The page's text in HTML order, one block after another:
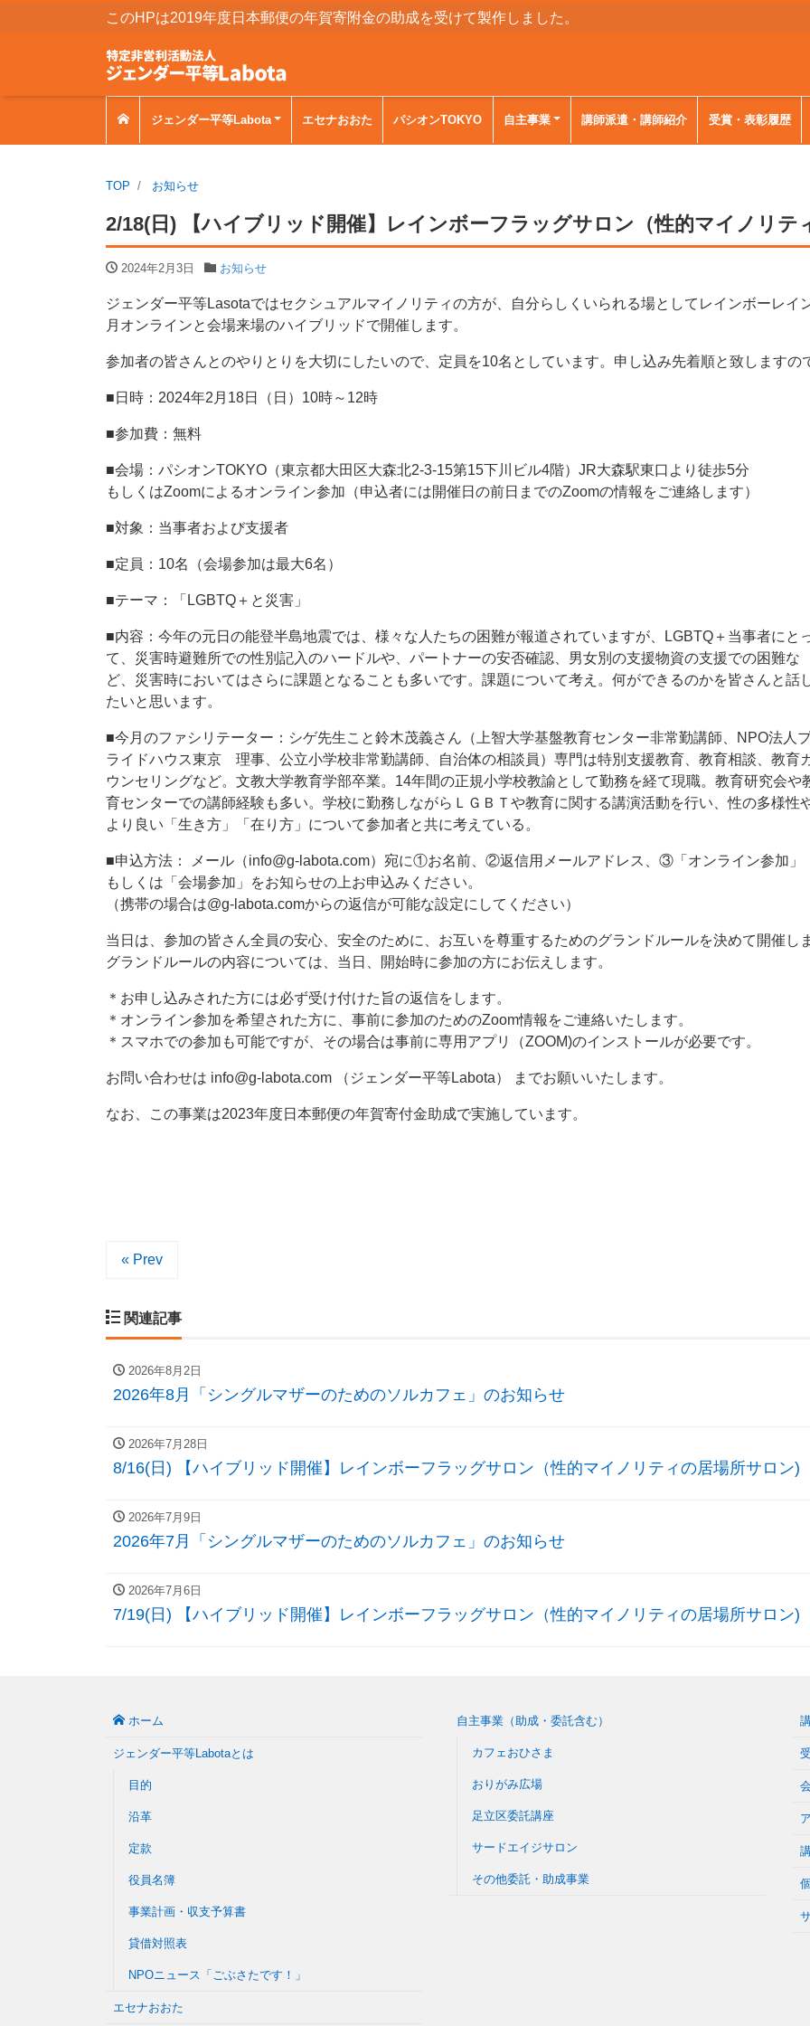
このHPは2019年度日本郵便の年賀寄附金の助成を受けて製作しました。
ジェンダー平等Labota エセナおおた パシオンTOKYO 自主事業 講師派遣・講師紹介 受賞・表彰履歴
TOP お知らせ
2/18(日) 【ハイブリッド開催】レインボーフラッグサロン（性的マイノリテ
2024年2月3日 お知らせ
ジェンダー平等Lasotaではセクシュアルマイノリティの方が、自分らしくいられる場としてレインボーレ
月オンラインと会場来場のハイブリッドで開催します。
参加者の皆さんとのやりとりを大切にしたいので、定員を10名としています。申し込み先着順と致しますの
■日時：2024年2月18日（日）10時～12時
■参加費：無料
■会場：パシオンTOKYO（東京都大田区大森北2-3-15第15下川ビル4階）JR大森駅東口より徒歩5分
もしくはZoomによるオンライン参加（申込者には開催日の前日までのZoomの情報をご連絡します）
■対象：当事者および支援者
■定員：10名（会場参加は最大6名）
■テーマ：「LGBTQ＋と災害」
■内容：今年の元日の能登半島地震では、様々な人たちの困難が報道されていますが、LGBTQ＋当事者にと
て、災害時避難所での性別記入のハードルや、パートナーの安否確認、男女別の支援物資の支援での困難な
ど、災害時においてはさらに課題となることも多いです。課題について考え。何ができるのかを皆さんと話
たいと思います。
■今月のファシリテーター：シゲ先生こと鈴木茂義さん（上智大学基盤教育センター非常勤講師、NPO法人
ライドハウス東京 理事、公立小学校非常勤講師、自治体の相談員）専門は特別支援教育、教育相談、教育
ウンセリングなど。文教大学教育学部卒業。14年間の正規小学校教諭として勤務を経て現職。教育研究会や
育センターでの講師経験も多い。学校に勤務しながらＬＧＢＴや教育に関する講演活動を行い、性の多様性
より良い「生き方」「在り方」について参加者と共に考えている。
■申込方法： メール（info@g-labota.com）宛に①お名前、②返信用メールアドレス、③「オンライン参加」
もしくは「会場参加」をお知らせの上お申込みください。
（携帯の場合は@g-labota.comからの返信が可能な設定にしてください）
当日は、参加の皆さん全員の安心、安全のために、お互いを尊重するためのグランドルールを決めて開催し
グランドルールの内容については、当日、開始時に参加の方にお伝えします。
＊お申し込みされた方には必ず受け付けた旨の返信をします。
＊オンライン参加を希望された方に、事前に参加のためのZoom情報をご連絡いたします。
＊スマホでの参加も可能ですが、その場合は事前に専用アプリ（ZOOM)のインストールが必要です。
お問い合わせは info@g-labota.com （ジェンダー平等Labota） までお願いいたします。
なお、この事業は2023年度日本郵便の年賀寄付金助成で実施しています。
« Prev
関連記事
2026年8月2日
2026年8月「シングルマザーのためのソルカフェ」のお知らせ
2026年7月28日
8/16(日) 【ハイブリッド開催】レインボーフラッグサロン（性的マイノリティの居場所サロン)
2026年7月9日
2026年7月「シングルマザーのためのソルカフェ」のお知らせ
2026年7月6日
7/19(日) 【ハイブリッド開催】レインボーフラッグサロン（性的マイノリティの居場所サロン)
ホーム
ジェンダー平等Labotaとは
目的
沿革
定款
役員名簿
事業計画・収支予算書
貸借対照表
NPOニュース「ごぶさたです！」
エセナおおた
自主事業（助成・委託含む）
カフェおひさま
おりがみ広場
足立区委託講座
サードエイジサロン
その他委託・助成事業